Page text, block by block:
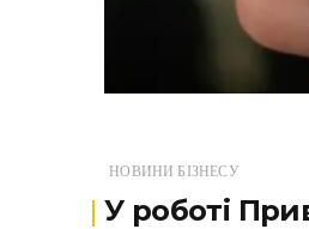
НОВИНИ БІЗНЕСУ
У роботі